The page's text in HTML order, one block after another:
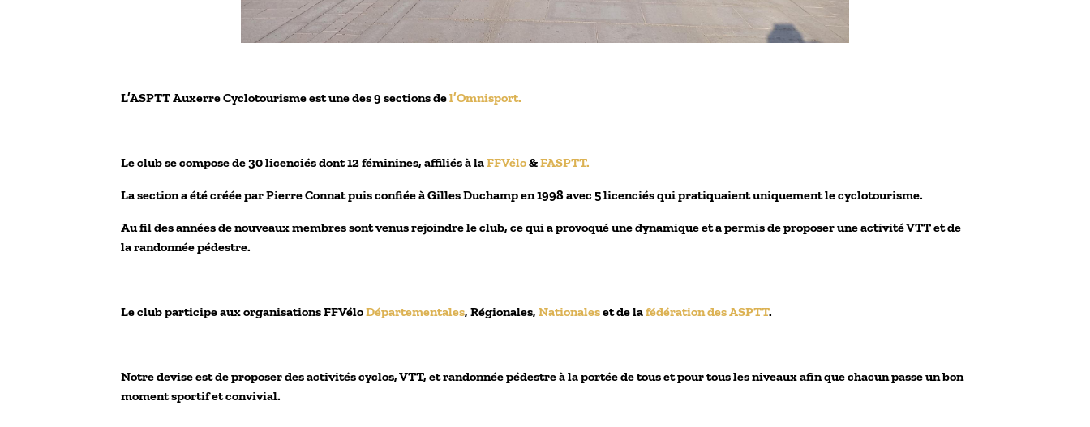
L’ASPTT Auxerre Cyclotourisme est une des 9 sections del’Omnisport.
Le club se compose de 30 licenciés dont 12 féminines, affiliés à laFFVélo&FASPTT.
La section a été créée par Pierre Connat puis confiée à Gilles Duchamp en 1998 avec 5 licenciés qui pratiquaient uniquement le cyclotourisme.
Au fil des années de nouveaux membres sont venus rejoindre le club, ce qui a provoqué une dynamique et a permis de proposer une activité VTT et de
la randonnée pédestre.
Le club participe aux organisations FFVéloDépartementales, Régionales,Nationaleset de lafédération des ASPTT.
Notre devise est de proposer des activités cyclos, VTT, et randonnée pédestre à la portée de tous et pour tous les niveaux afin que chacun passe un bon
moment sportif et convivial.